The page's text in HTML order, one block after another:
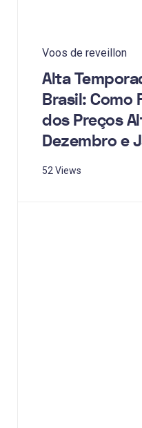
Voos de reveillon
Alta
Brasil: Como
dos Preços
Dezembro e
52 Views